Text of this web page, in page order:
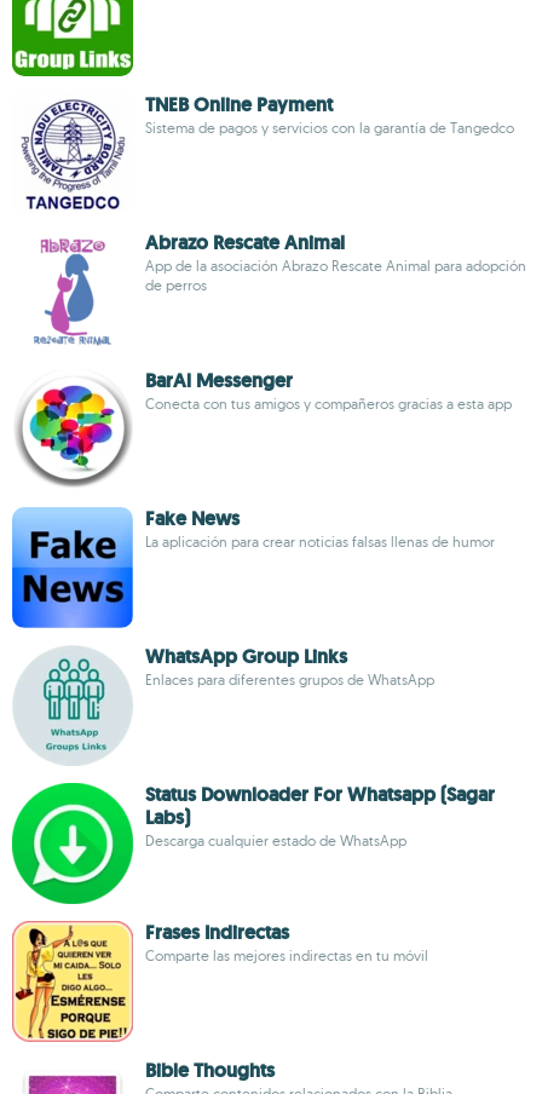
TNEB Online Payment
Sistema de pagos y servicios con la garantía de Tangedco
Abrazo Rescate Animal
App de la asociación Abrazo Rescate Animal para adopción
de perros
BarAl Messenger
Conecta con tus amigos y compañeros gracias a esta app
Fake News
La aplicación para crear noticias falsas llenas de humor
WhatsApp Group Links
Enlaces para diferentes grupos de WhatsApp
Status Downloader For Whatsapp (Sagar
Labs)
Descarga cualquier estado de WhatsApp
Frases Indirectas
Comparte las mejores indirectas en tu móvil
Bible Thoughts